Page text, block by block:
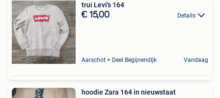
trui Levi's 164
€ 15,00 Details
Aarschot + Deel Begijnendijk Vandaag
hoodie Zara 164 in nieuwstaat